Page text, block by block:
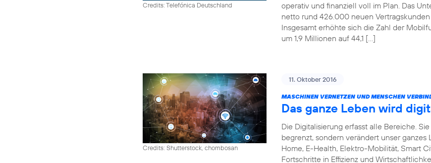
Credits: Telefónica Deutschland
operativ und finanziell voll im Plan. Das
netto rund 426.000 neuen
Insgesamt erhöhte sich die Zahl der
um 1,9 Millionen auf 44,1 […]
Credits: Shutterstock, chombosan
11. Oktober 2016
MASCHINEN VERNETZEN UND MENSCHEN
Das ganze Leben wird
Die Digitalisierung erfasst alle Bereiche.
begrenzt, sondern verändert unser
Home, E-Health, Elektro-Mobilität, Smart
Fortschritte in Effizienz und